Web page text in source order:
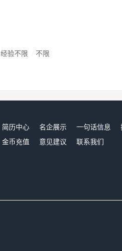
经验不限 不限
简历中心 名企展示 一句话信息
金币充值 意见建议 联系我们